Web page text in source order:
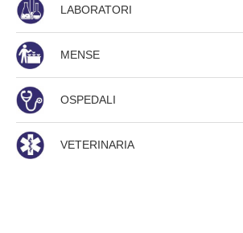
LABORATORI
MENSE
OSPEDALI
VETERINARIA